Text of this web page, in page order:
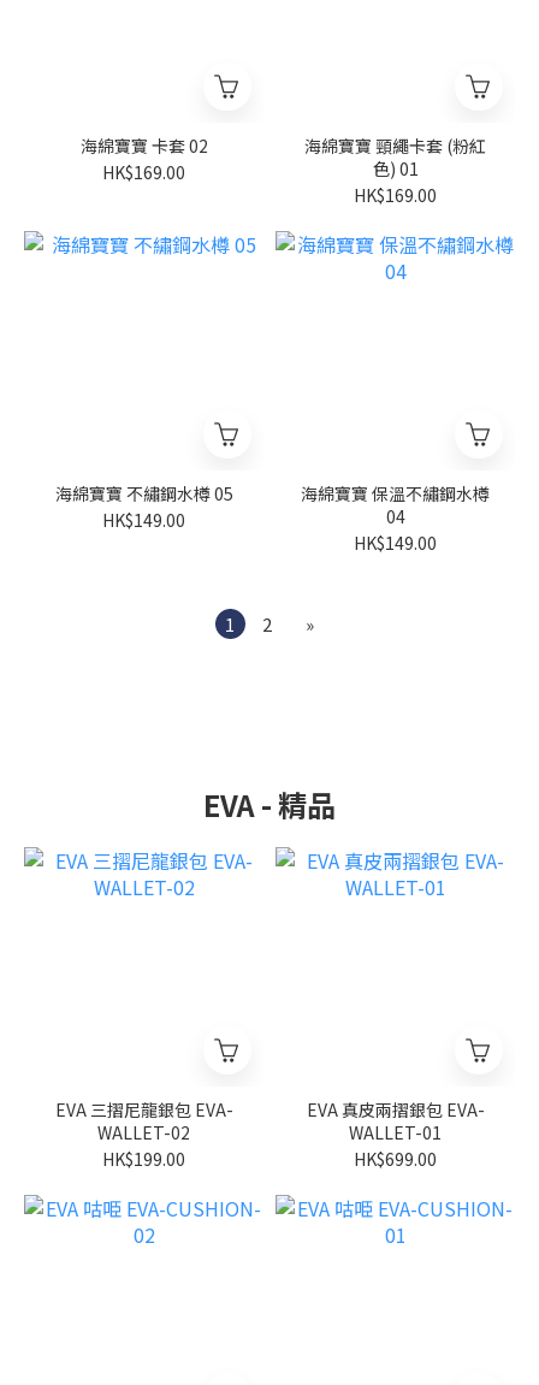
海綿寶寶 卡套 02
HK$169.00
海綿寶寶 頸繩卡套 (粉紅
色) 01
HK$169.00
海綿寶寶 不繡鋼水樽 05
HK$149.00
海綿寶寶 保溫不繡鋼水樽
04
HK$149.00
1 2 »
EVA - 精品
EVA 三摺尼龍銀包 EVA-
WALLET-02
HK$199.00
EVA 真皮兩摺銀包 EVA-
WALLET-01
HK$699.00